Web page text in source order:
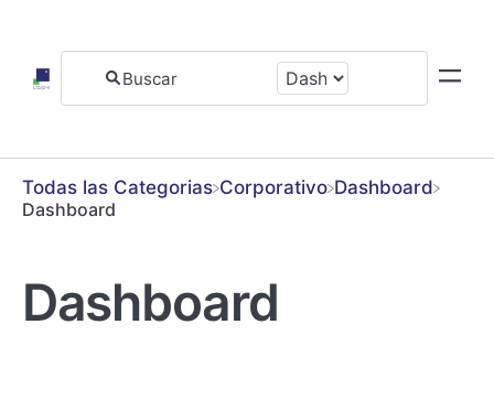
Todas las Categorias ​Corporativo ​Dashboard
Dashboard
Dashboard